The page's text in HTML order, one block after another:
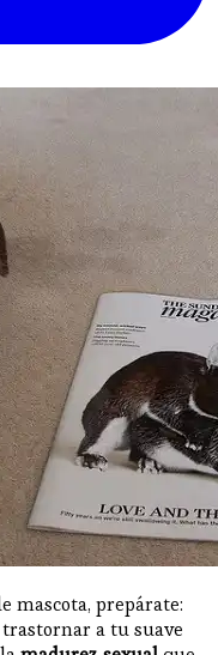
mascota, prepárate:
a tu suave